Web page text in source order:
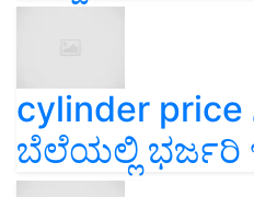
cylinder
ಬೆಲೆಯಲ್ಲಿ ಭರ್ಜರಿ